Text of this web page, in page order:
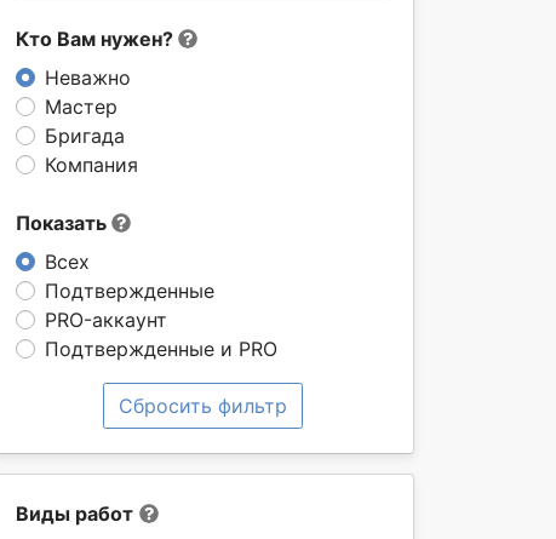
Кто Вам нужен?
Неважно
Мастер
Бригада
Компания
Показать
Всех
Подтвержденные
PRO-аккаунт
Подтвержденные и PRO
Сбросить фильтр
Виды работ